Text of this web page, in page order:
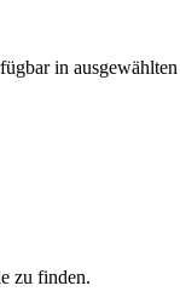
in
zu finden.